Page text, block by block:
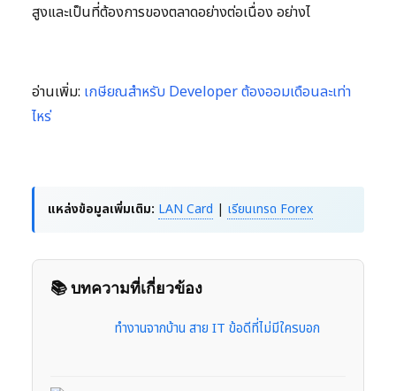
สูงและเป็นที่ต้องการของตลาดอย่างต่อเนื่อง อย่างไ
อ่านเพิ่ม: เกษียณสำหรับ Developer ต้องออมเดือนละเท่า
ไหร่
แหล่งข้อมูลเพิ่มเติม: LAN Card | เรียนเทรด Forex
📚 บทความที่เกี่ยวข้อง
ทำงานจากบ้าน สาย IT ข้อดีที่ไม่มีใครบอก